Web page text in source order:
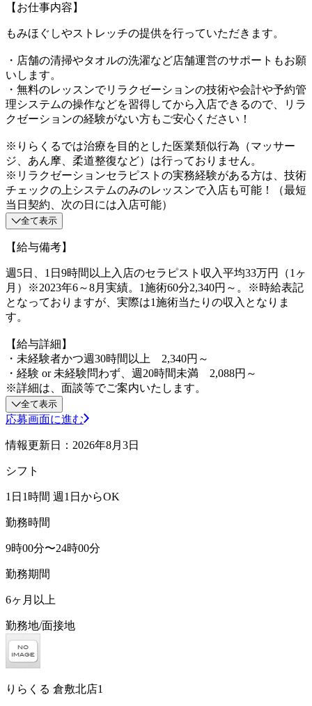
【お仕事内容】
もみほぐしやストレッチの提供を行っていただきます。
・店舗の清掃やタオルの洗濯など店舗運営のサポートもお願
いします。
・無料のレッスンでリラクゼーションの技術や会計や予約管
理システムの操作などを習得してから入店できるので、リラ
クゼーションの経験がない方もご安心ください！
※りらくるでは治療を目的とした医業類似行為（マッサー
ジ、あん摩、柔道整復など）は行っておりません。
※リラクゼーションセラピストの実務経験がある方は、技術
チェックの上システムのみのレッスンで入店も可能！（最短
当日契約、次の日には入店可能）
全て表示
【給与備考】
週5日、1日9時間以上入店のセラピスト収入平均33万円（1ヶ
月）※2023年6～8月実績。1施術60分2,340円～。※時給表記
となっておりますが、実際は1施術当たりの収入となりま
す。
【給与詳細】
・未経験者かつ週30時間以上 2,340円～
・経験 or 未経験問わず、週20時間未満 2,088円～
※詳細は、面談等でご案内いたします。
全て表示
応募画面に進む
情報更新日：2026年8月3日
シフト
1日1時間 週1日からOK
勤務時間
9時00分〜24時00分
勤務期間
6ヶ月以上
勤務地/面接地
りらくる 倉敷北店1